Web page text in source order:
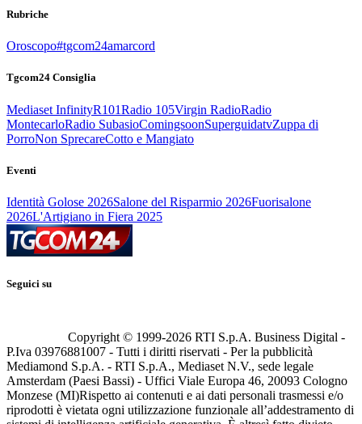
Rubriche
Oroscopo#tgcom24amarcord
Tgcom24 Consiglia
Mediaset InfinityR101Radio 105Virgin RadioRadio
MontecarloRadio SubasioComingsoonSuperguidatvZuppa di
PorroNon SprecareCotto e Mangiato
Eventi
Identità Golose 2026Salone del Risparmio 2026Fuorisalone
2026L'Artigiano in Fiera 2025
Seguici su
Copyright © 1999-2026 RTI S.p.A. Business Digital -
P.Iva 03976881007 - Tutti i diritti riservati - Per la pubblicità
Mediamond S.p.A. - RTI S.p.A., Mediaset N.V., sede legale
Amsterdam (Paesi Bassi) - Uffici Viale Europa 46, 20093 Cologno
Monzese (MI)Rispetto ai contenuti e ai dati personali trasmessi e/o
riprodotti è vietata ogni utilizzazione funzionale all’addestramento di